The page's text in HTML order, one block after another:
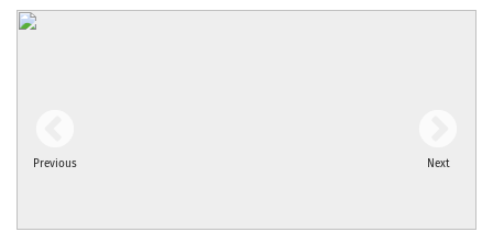
Previous Next